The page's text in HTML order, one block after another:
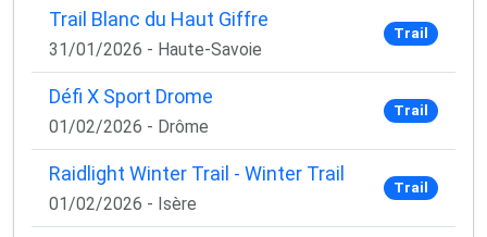
Trail Blanc du Haut Giffre
31/01/2026 - Haute-Savoie
Trail
Défi X Sport Drome
01/02/2026 - Drôme
Trail
Raidlight Winter Trail - Winter Trail
01/02/2026 - Isère
Trail